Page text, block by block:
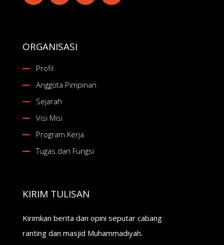
ORGANISASI
Profil
Anggota Pimpinan
Sejarah
Visi Misi
Program Kerja
Tugas dan Fungsi
KIRIM TULISAN
Kirimkan berita dan opini seputar cabang
ranting dan masjid Muhammadiyah.